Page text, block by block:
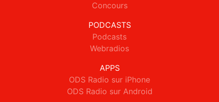
Concours
PODCASTS
Podcasts
Webradios
APPS
ODS Radio sur iPhone
ODS Radio sur Android